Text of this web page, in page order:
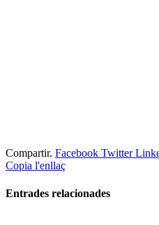
Compartir. Facebook Twitter
Copia l'enllaç
Entrades relacionades